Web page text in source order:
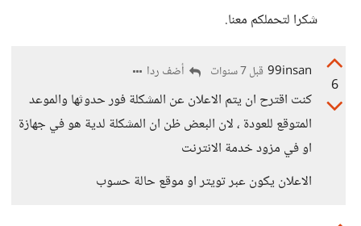
شكرا لتحملكم معنا.
6
99insan قبل 7 سنوات أضف ردا
كنت اقترح ان يتم الاعلان عن المشكلة فور حدوثها والموعد
المتوقع للعودة ، لان البعض ظن ان المشكلة لدية هو في جهازة
او في مزود خدمة الانترنت
الاعلان يكون عبر تويتر او موقع حالة حسوب